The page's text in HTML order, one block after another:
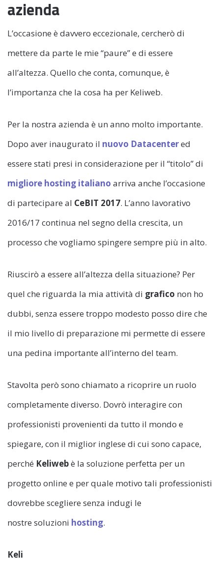
azienda
L’occasione è davvero eccezionale, cercherò di
mettere da parte le mie “paure” e di essere
all’altezza. Quello che conta, comunque, è
l’importanza che la cosa ha per Keliweb.
Per la nostra azienda è un anno molto importante.
Dopo aver inaugurato il nuovo Datacentered
essere stati presi in considerazione per il “titolo” di
migliore hosting italiano arriva anche l’occasione
di partecipare al CeBIT 2017. L’anno lavorativo
2016/17 continua nel segno della crescita, un
processo che vogliamo spingere sempre più in alto.
Riuscirò a essere all’altezza della situazione? Per
quel che riguarda la mia attività di grafico non ho
dubbi, senza essere troppo modesto posso dire che
il mio livello di preparazione mi permette di essere
una pedina importante all’interno del team.
Stavolta però sono chiamato a ricoprire un ruolo
completamente diverso. Dovrò interagire con
professionisti provenienti da tutto il mondo e
spiegare, con il miglior inglese di cui sono capace,
perché Keliwebè la soluzione perfetta per un
progetto online e per quale motivo tali professionisti
dovrebbe scegliere senza indugi le
nostre soluzioni hosting.
Keli